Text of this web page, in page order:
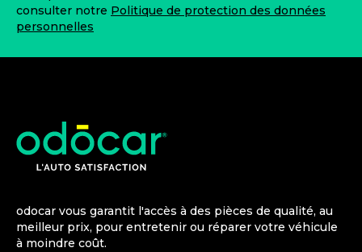
consulter notre Politique de protection des données
personnelles
odocar vous garantit l'accès à des pièces de qualité, au
meilleur prix, pour entretenir ou réparer votre véhicule
à moindre coût.